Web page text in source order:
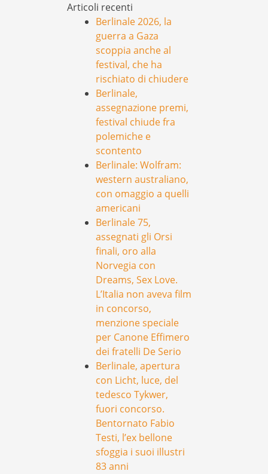
Articoli recenti
Berlinale 2026, la
guerra a Gaza
scoppia anche al
festival, che ha
rischiato di chiudere
Berlinale,
assegnazione premi,
festival chiude fra
polemiche e
scontento
Berlinale: Wolfram:
western australiano,
con omaggio a quelli
americani
Berlinale 75,
assegnati gli Orsi
finali, oro alla
Norvegia con
Dreams, Sex Love.
L’Italia non aveva film
in concorso,
menzione speciale
per Canone Effimero
dei fratelli De Serio
Berlinale, apertura
con Licht, luce, del
tedesco Tykwer,
fuori concorso.
Bentornato Fabio
Testi, l’ex bellone
sfoggia i suoi illustri
83 anni